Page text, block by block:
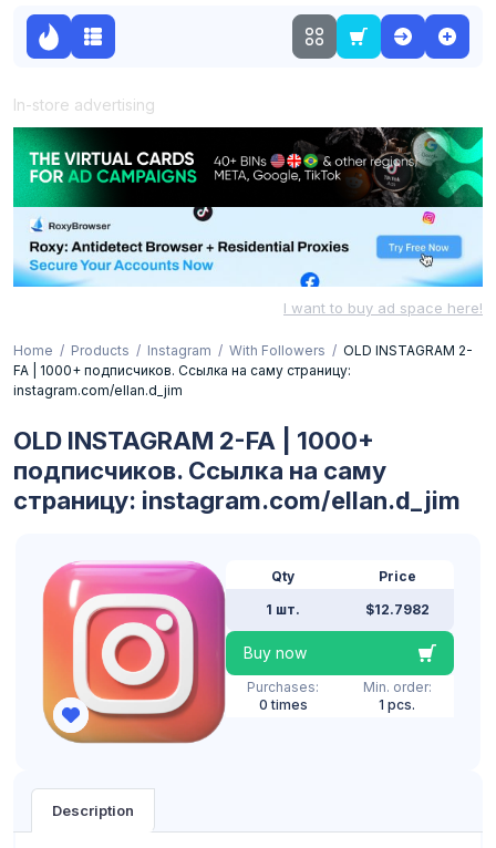
In-store advertising
I want to buy ad space here!
Home Products Instagram With Followers
OLD INSTAGRAM 2-
FA | 1000+ подписчиков. Ссылка на саму страницу:
instagram.com/ellan.d_jim
OLD INSTAGRAM 2-FA | 1000+
подписчиков. Ссылка на саму
страницу: instagram.com/ellan.d_jim
Qty
1 шт.
Price
$12.7982
Buy now
Purchases:
0 times
Min. order:
1 pcs.
Description